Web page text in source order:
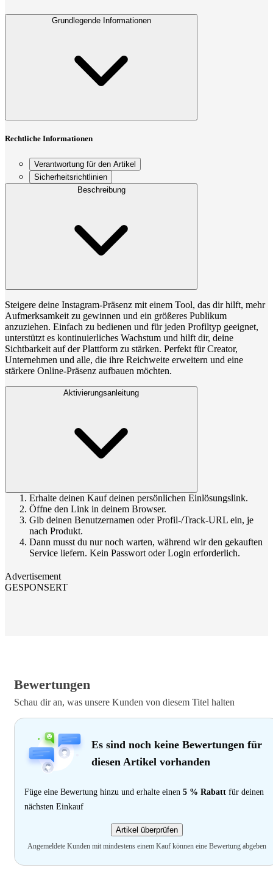
Grundlegende Informationen
Rechtliche Informationen
Verantwortung für den Artikel
Sicherheitsrichtlinien
Beschreibung
Steigere deine Instagram-Präsenz mit einem Tool, das dir hilft, mehr
Aufmerksamkeit zu gewinnen und ein größeres Publikum
anzuziehen. Einfach zu bedienen und für jeden Profiltyp geeignet,
unterstützt es kontinuierliches Wachstum und hilft dir, deine
Sichtbarkeit auf der Plattform zu stärken. Perfekt für Creator,
Unternehmen und alle, die ihre Reichweite erweitern und eine
stärkere Online-Präsenz aufbauen möchten.
Aktivierungsanleitung
Erhalte deinen Kauf deinen persönlichen Einlösungslink.
Öffne den Link in deinem Browser.
Gib deinen Benutzernamen oder Profil-/Track-URL ein, je
nach Produkt.
Dann musst du nur noch warten, während wir den gekauften
Service liefern. Kein Passwort oder Login erforderlich.
Advertisement
GESPONSERT
Bewertungen
Schau dir an, was unsere Kunden von diesem Titel halten
Es sind noch keine Bewertungen für
diesen Artikel vorhanden
Füge eine Bewertung hinzu und erhalte einen 5 % Rabatt für deinen
nächsten Einkauf
Artikel überprüfen
Angemeldete Kunden mit mindestens einem Kauf können eine Bewertung abgeben